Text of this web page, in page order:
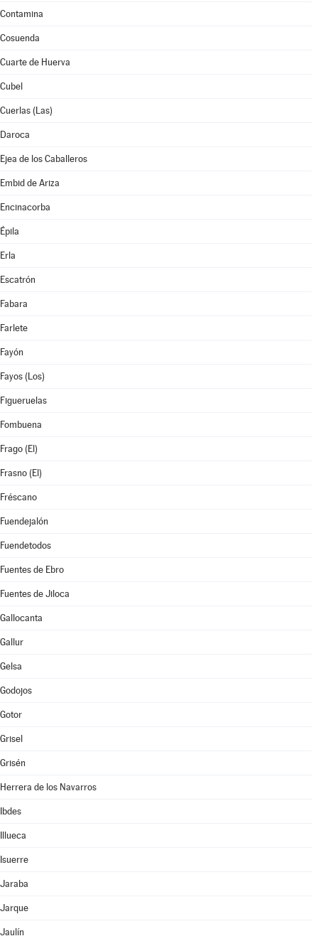
Contamina
Cosuenda
Cuarte de Huerva
Cubel
Cuerlas (Las)
Daroca
Ejea de los Caballeros
Embid de Ariza
Encinacorba
Épila
Erla
Escatrón
Fabara
Farlete
Fayón
Fayos (Los)
Figueruelas
Fombuena
Frago (El)
Frasno (El)
Fréscano
Fuendejalón
Fuendetodos
Fuentes de Ebro
Fuentes de Jiloca
Gallocanta
Gallur
Gelsa
Godojos
Gotor
Grisel
Grisén
Herrera de los Navarros
Ibdes
Illueca
Isuerre
Jaraba
Jarque
Jaulín